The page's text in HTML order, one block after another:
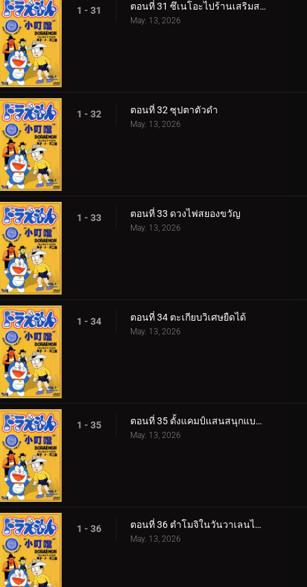
1 - 31 ตอนที่ 31 ซึเนโอะไปร้านเสริมสวย 360p
May. 13, 2026
1 - 32 ตอนที่ 32 ซุปตาตัวดำ
May. 13, 2026
1 - 33 ตอนที่ 33 ดวงไฟสยองขวัญ
May. 13, 2026
1 - 34 ตอนที่ 34 ตะเกียบวิเศษยืดได้
May. 13, 2026
1 - 35 ตอนที่ 35 ตั้งแคมป์แสนสนุกแบบศตวรรษที่ 22
May. 13, 2026
1 - 36 ตอนที่ 36 ตำโมจิในวันวาเลนไทน์
May. 13, 2026